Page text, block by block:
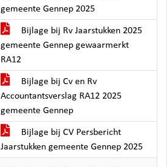
gemeente Gennep 2025
Bijlage bij Rv Jaarstukken 2025
gemeente Gennep gewaarmerkt
RA12
Bijlage bij Cv en Rv
Accountantsverslag RA12 2025
gemeente Gennep
Bijlage bij CV Persbericht
Jaarstukken gemeente Gennep 2025